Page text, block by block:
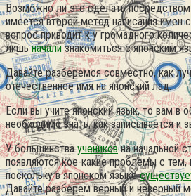
Возможно ли это сделать
имеется второй метод написания имен
вопрос приводит к у громадного
лишьначализнакомиться с японским
Давайте разберемся совместно, как
отечественное имя на японский лад.
Если вы учите японский язык, то вам в
необходимо знать, как записывается и
У большинстваучениковна начальной
появляются кое-какие проблемы с тем,
поскольку в японском языке
Давайте разберем верный и неверный